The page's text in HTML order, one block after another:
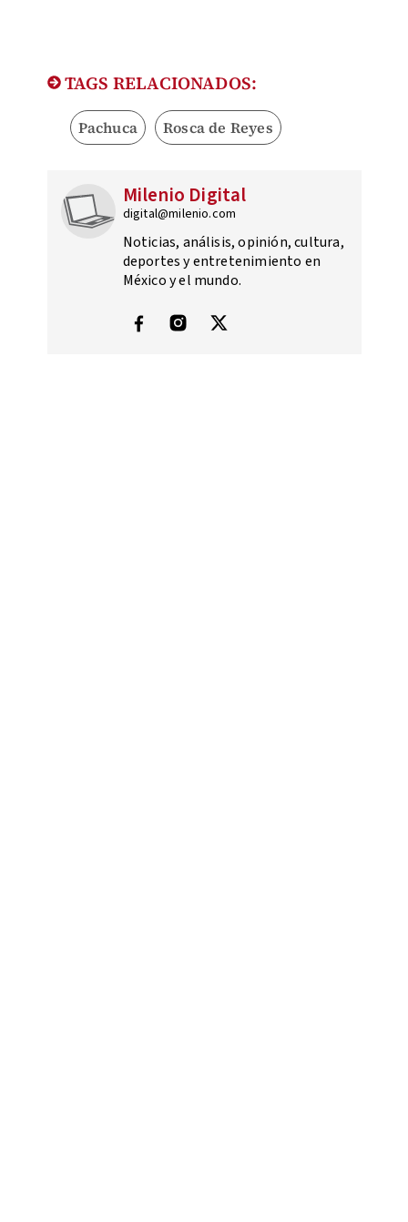
TAGS RELACIONADOS:
Pachuca Rosca de Reyes
Milenio Digital
digital@milenio.com
Noticias, análisis, opinión, cultura,
deportes y entretenimiento en
México y el mundo.